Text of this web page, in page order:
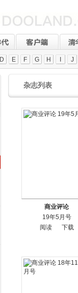
D E F G H J
杂志列表
商业评论
19年5月号
阅读
下载